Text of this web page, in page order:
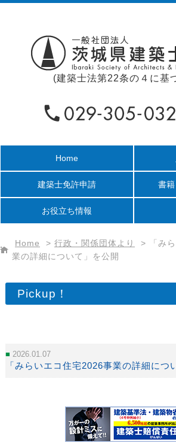
(建築士法第22条の４に基
Home
建築士免許申請 書
お役立ち情報
Home > 行政・関係団体より >
「み
業の詳細について」を公開
Pickup！
2026.01.07
「みらいエコ住宅2026事業の詳細につ